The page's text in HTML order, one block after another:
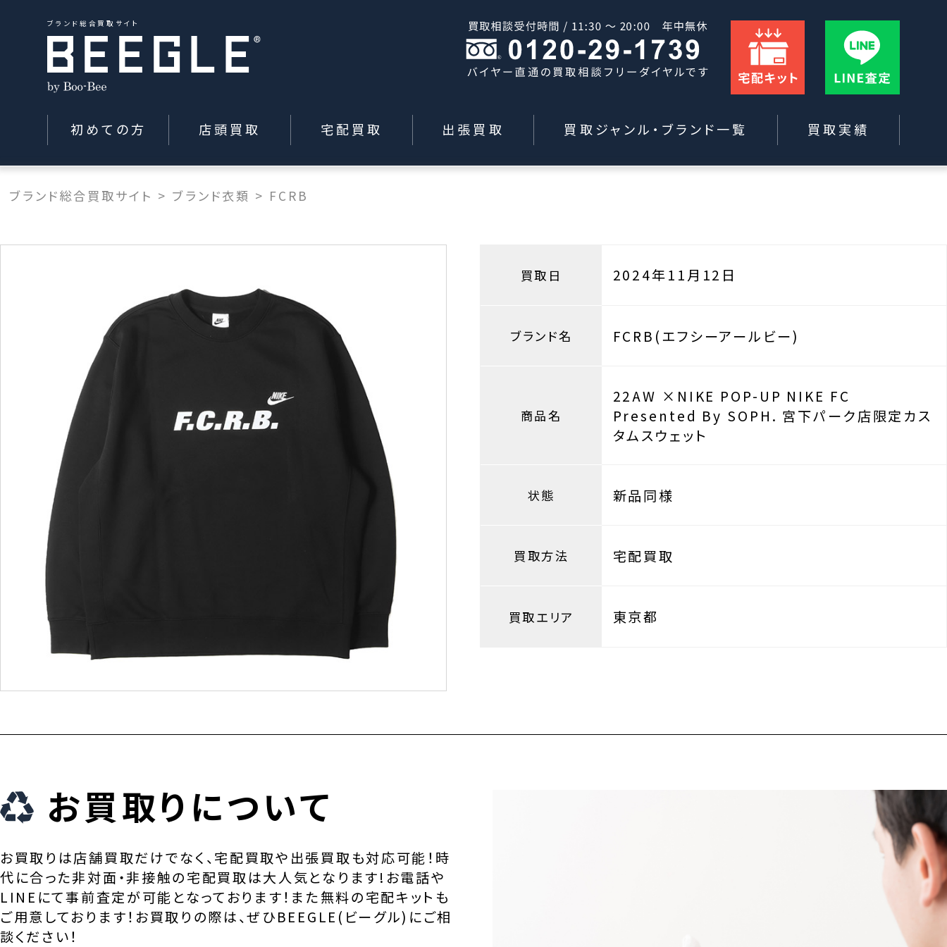
ブランド総合買取サイト
初めての方 店頭買取 宅配買取 出張買取 買取ジャンル・ブランド一覧 買取実績
ブランド総合買取サイト > ブランド衣類 > FCRB
買取日 2024年11月12日
ブランド名 FCRB(エフシーアールビー)
商品名
22AW ×NIKE POP-UP NIKE FC
Presented By SOPH. 宮下パーク店限定カス
タムスウェット
状態 新品同様
買取方法 宅配買取
買取エリア 東京都
お買取りについて
お買取りは店舗買取だけでなく、宅配買取や出張買取も対応可能！時
代に合った非対面・非接触の宅配買取は大人気となります!お電話や
LINEにて事前査定が可能となっております！また無料の宅配キットも
ご用意しております！お買取りの際は、ぜひBEEGLE(ビーグル)にご相
談ください！